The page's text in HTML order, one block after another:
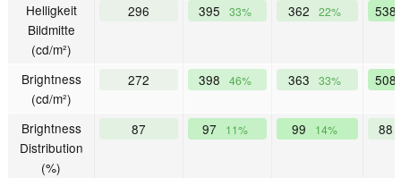
Helligkeit
Bildmitte
(cd/m²)
296 395 33% 362 22% 538
Brightness
(cd/m²)
272 398 46% 363 33% 508
Brightness
Distribution
(%)
87 97 11% 99 14% 88